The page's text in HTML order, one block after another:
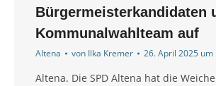
Bürgermeisterkandidaten
Kommunalwahlteam auf
Altena von Ilka Kremer 26. April 2025 um
Altena. Die SPD Altena hat die